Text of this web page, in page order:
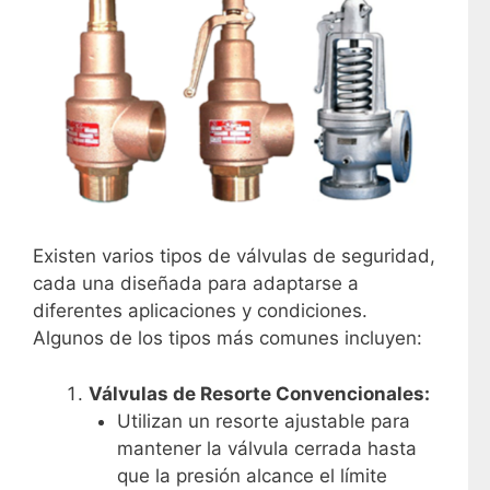
Existen varios tipos de válvulas de seguridad,
cada una diseñada para adaptarse a
diferentes aplicaciones y condiciones.
Algunos de los tipos más comunes incluyen:
Válvulas de Resorte Convencionales:
Utilizan un resorte ajustable para
mantener la válvula cerrada hasta
que la presión alcance el límite